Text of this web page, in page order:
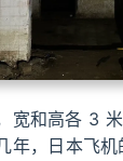
宽和高各 3
年，日本飞